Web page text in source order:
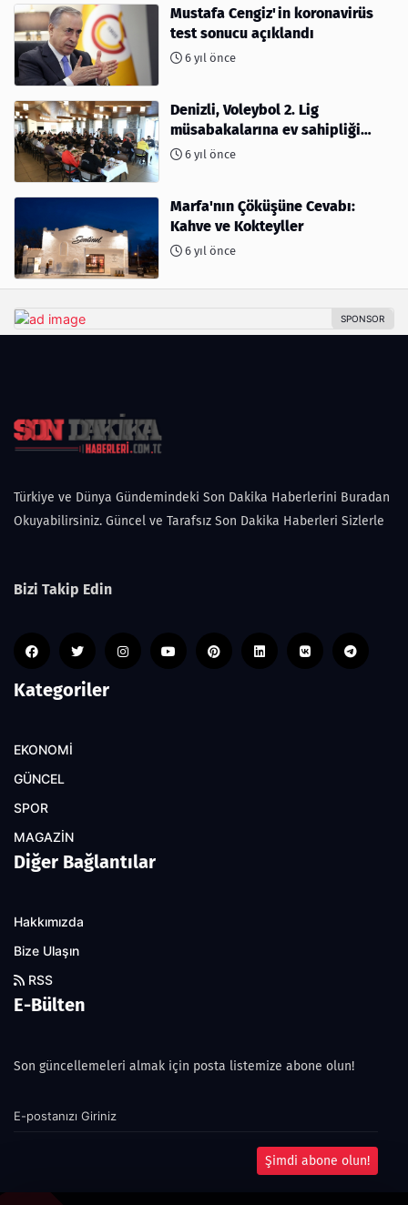
Mustafa Cengiz'in koronavirüs
test sonucu açıklandı
6 yıl önce
Denizli, Voleybol 2. Lig
müsabakalarına ev sahipliği
yapıyor
6 yıl önce
Marfa'nın Çöküşüne Cevabı:
Kahve ve Kokteyller
6 yıl önce
Türkiye ve Dünya Gündemindeki Son Dakika Haberlerini Buradan
Okuyabilirsiniz. Güncel ve Tarafsız Son Dakika Haberleri Sizlerle
Bizi Takip Edin
Kategoriler
EKONOMİ
GÜNCEL
SPOR
MAGAZİN
Diğer Bağlantılar
Hakkımızda
Bize Ulaşın
RSS
E-Bülten
Son güncellemeleri almak için posta listemize abone olun!
Şimdi abone olun!